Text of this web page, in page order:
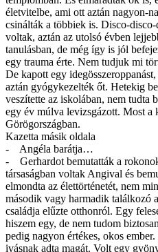
életvitelbe, ami ott aztán nagyon-
csinálták a többiek is. Disco-
voltak, aztán az utolsó évben
tanulásban, de még így is jól
egy trauma érte. Nem tudjuk mi
De kapott egy
aztán gyógykezelték őt. Hetekig
veszítette az iskolában, nem tudta
egy év múlva levizsgázott. Most a
Görögországban.
Kazetta másik oldala
- Angéla barátja…
- Gerhardot bemutatták a
társaságban voltak Angival és
elmondta az élettörténetét, nem
második vagy harmadik találkozó
családja elűzte otthonról. Egy
hiszem egy, de nem tudom
pedig nagyon értékes, okos
ivásnak adta magát. Volt egy